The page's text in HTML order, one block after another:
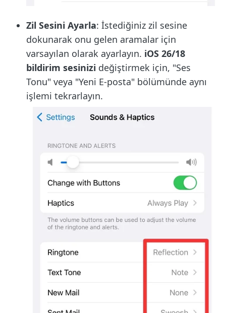
Zil Sesini Ayarla: İstediğiniz zil sesine
dokunarak onu gelen aramalar için
varsayılan olarak ayarlayın. iOS 26/18
bildirim sesinizi değiştirmek için, "Ses
Tonu" veya "Yeni E-posta" bölümünde aynı
işlemi tekrarlayın.